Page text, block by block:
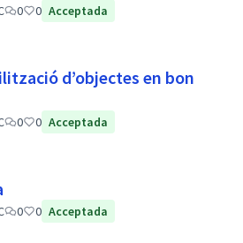
0 0 Acceptada
d’objectes en bon
0 0 Acceptada
0 0 Acceptada